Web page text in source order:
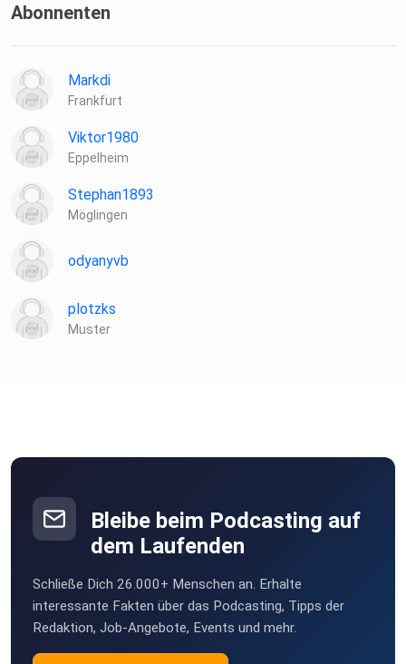
Abonnenten
Markdi
Frankfurt
Viktor1980
Eppelheim
Stephan1893
Möglingen
odyanyvb
plotzks
Muster
Bleibe beim Podcasting auf
dem Laufenden
Schließe Dich 26.000+ Menschen an. Erhalte
interessante Fakten über das Podcasting, Tipps der
Redaktion, Job-Angebote, Events und mehr.